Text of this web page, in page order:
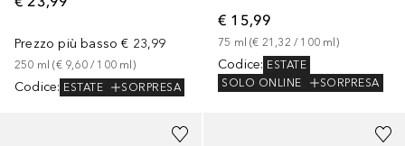
Prezzo più basso € 23,99
250 ml (€ 9,60 / 100 ml )
Codice: ESTATE SORPRESA
€ 15,99
75 ml (€ 21,32 / 100 ml )
Codice: ESTATE
SOLO ONLINE
SORPRESA